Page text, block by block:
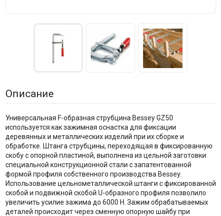
Описание
Универсальная F-образная струбцина Bessey GZ50
используется как зажимная оснастка для фиксации
деревянных и металлических изделий при их сборке и
обработке. Штанга струбцины, переходящая в фиксированную
скобу с опорной пластиной, выполнена из цельной заготовки
специальной конструкционной стали с запатентованной
формой профиля собственного производства Bessey.
Использование цельнометаллической штанги с фиксированной
скобой и подвижной скобой U-образного профиля позволило
увеличить усилие зажима до 6000 Н. Зажим обрабатываемых
деталей происходит через сменную опорную шайбу при